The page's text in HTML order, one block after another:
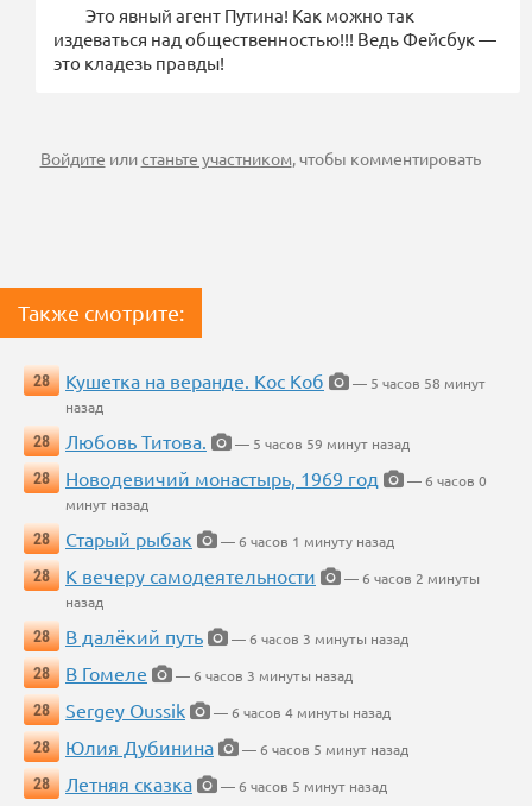
Это явный агент Путина! Как можно так
издеваться над общественностью!!! Ведь Фейсбук —
это кладезь правды!
Войдите илистаньте участником, чтобы комментировать
Также смотрите:
28 Кушетка на веранде. Кос Коб
— 5 часов 58 минут
назад
28
Любовь Титова.
— 5 часов 59 минут назад
28
Новодевичий монастырь, 1969 год
— 6 часов 0
минут назад
28
Старый рыбак
— 6 часов 1 минуту назад
28
К вечеру самодеятельности
— 6 часов 2 минуты
назад
28
В далёкий путь
— 6 часов 3 минуты назад
28
В Гомеле
— 6 часов 3 минуты назад
28
Sergey Oussik
— 6 часов 4 минуты назад
28
Юлия Дубинина
— 6 часов 5 минут назад
28
Летняя сказка — 6 часов 5 минут назад